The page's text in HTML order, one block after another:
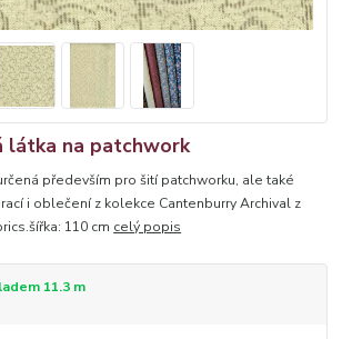
látka na patchwork
především pro šití patchworku, ale také
i oblečení z kolekce Cantenburry Archival z
110 cm celý popis
11.3 m